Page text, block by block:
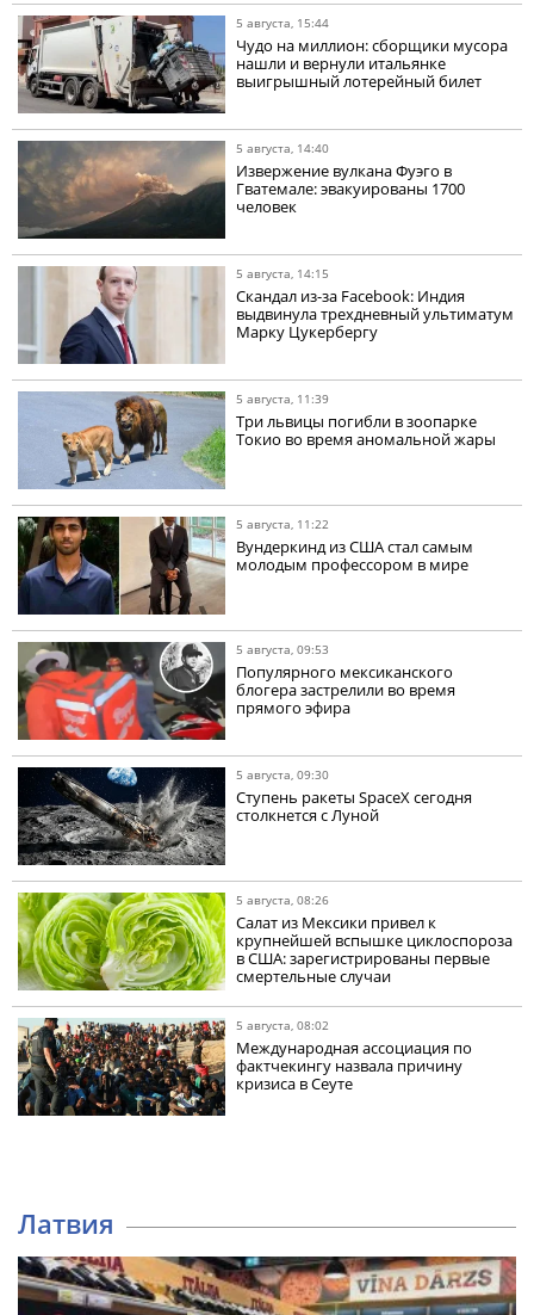
5 августа, 15:44
Чудо на миллион: сборщики мусора
нашли и вернули итальянке
выигрышный лотерейный билет
5 августа, 14:40
Извержение вулкана Фуэго в
Гватемале: эвакуированы 1700
человек
5 августа, 14:15
Скандал из-за Facebook: Индия
выдвинула трехдневный ультиматум
Марку Цукербергу
5 августа, 11:39
Три львицы погибли в зоопарке
Токио во время аномальной жары
5 августа, 11:22
Вундеркинд из США стал самым
молодым профессором в мире
5 августа, 09:53
Популярного мексиканского
блогера застрелили во время
прямого эфира
5 августа, 09:30
Ступень ракеты SpaceX сегодня
столкнется с Луной
5 августа, 08:26
Салат из Мексики привел к
крупнейшей вспышке циклоспороза
в США: зарегистрированы первые
смертельные случаи
5 августа, 08:02
Международная ассоциация по
фактчекингу назвала причину
кризиса в Сеуте
Латвия